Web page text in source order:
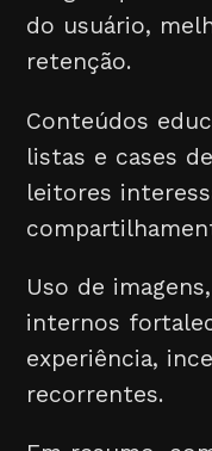
do usuário,
retenção.
Conteúdos
listas e cases
leitores
Uso de
internos
experiência,
recorrentes.